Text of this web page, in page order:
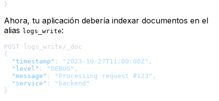
}
Ahora, tu aplicación debería indexar documentos en el
alias logs_write:
{
"timestamp" : "2023-10-27T11:00:00Z" ,
"level" : "DEBUG" ,
"message" : "Processing request #123" ,
"service" :
"backend"
}